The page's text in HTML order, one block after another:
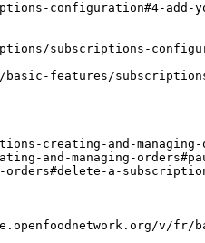
configuration#4-add-
subscriptions-
features/
creating-and-
and-managing-
a-
v/fr/